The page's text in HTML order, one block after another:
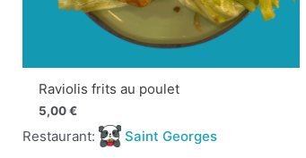
Raviolis frits au poulet
5,00€
Restaurant: Saint Georges